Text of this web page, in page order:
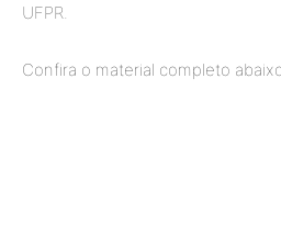
UFPR.
Confira o material completo